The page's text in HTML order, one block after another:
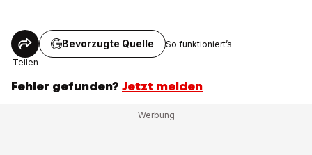
Teilen
Bevorzugte Quelle So funktioniert’s
Fehler gefunden? Jetzt melden